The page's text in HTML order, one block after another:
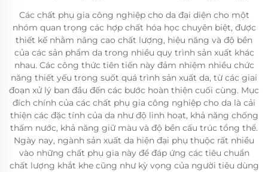
Các chất phụ gia công nghiệp cho da đại diện cho một
nhóm quan trọng các hợp chất hóa học chuyên biệt, được
thiết kế nhằm nâng cao chất lượng, hiệu năng và độ bền
của các sản phẩm da trong nhiều quy trình sản xuất khác
nhau. Các công thức tiên tiến này đảm nhiệm nhiều chức
năng thiết yếu trong suốt quá trình sản xuất da, từ các giai
đoạn xử lý ban đầu đến các bước hoàn thiện cuối cùng. Mục
đích chính của các chất phụ gia công nghiệp cho da là cải
thiện các đặc tính của da như độ linh hoạt, khả năng chống
thấm nước, khả năng giữ màu và độ bền cấu trúc tổng thể.
Ngày nay, ngành sản xuất da hiện đại phụ thuộc rất nhiều
vào những chất phụ gia này để đáp ứng các tiêu chuẩn
chất lượng khắt khe cũng như kỳ vọng của người tiêu dùng